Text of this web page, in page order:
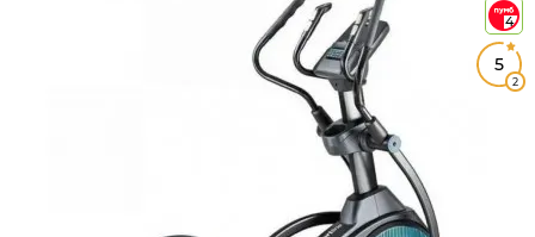
4
5
2